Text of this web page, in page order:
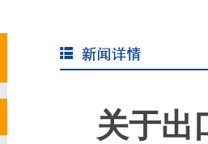
关于出